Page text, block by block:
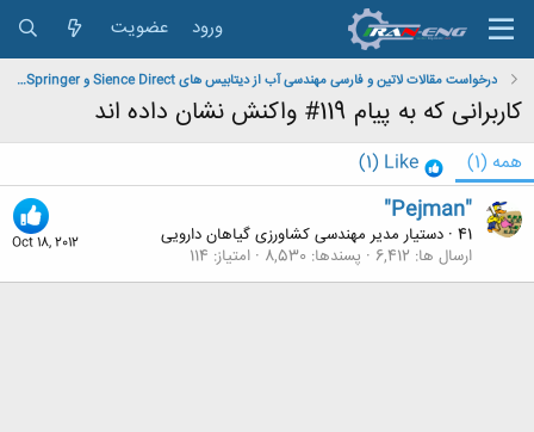
ورود عضویت
درخواست مقالات لاتین و فارسی مهندسی آب از دیتابیس های Sience Direct و Springer و Magiran و IEEE
کاربرانی که به پیام 119# واکنش نشان داده اند
همه (1)
Like
(1)
Oct 18, 2012
"Pejman"
دستیار مدیر مهندسی کشاورزی گیاهان دارویی · 41
ارسال ها 6,412 پسندها 8,530 امتیاز 114